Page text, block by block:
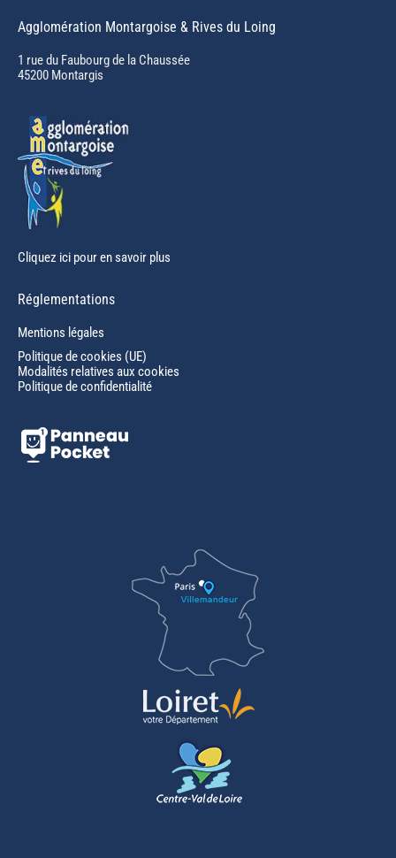
opens
in
new
Agglomération Montargoise & Rives du Loing
1 rue du Faubourg de la Chaussée
45200 Montargis
Cliquez ici pour en savoir plus
Réglementations
Mentions légales
Politique de cookies (UE)
Modalités relatives aux cookies
Politique de confidentialité